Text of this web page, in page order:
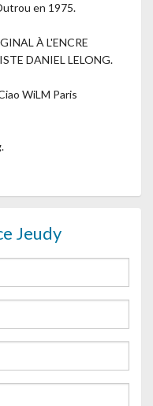
en 1975.
À L'ENCRE
DANIEL LELONG.
WiLM Paris
Jeudy